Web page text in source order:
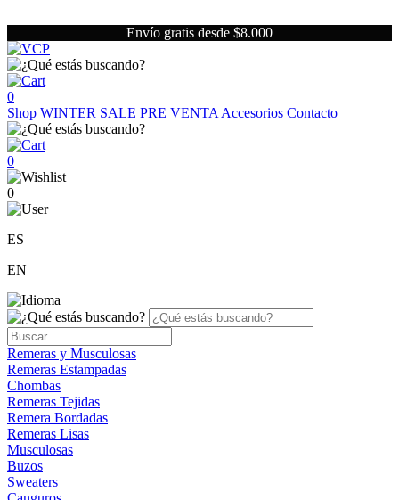
Envío gratis desde $8.000
0
Shop WINTER SALE PRE VENTA Accesorios Contacto
0
0
ES
EN
Remeras y Musculosas
Remeras Estampadas
Chombas
Remeras Tejidas
Remera Bordadas
Remeras Lisas
Musculosas
Buzos
Sweaters